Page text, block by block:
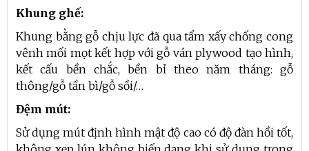
Khung ghế:
Khung bằng gỗ chịu lực đã qua tẩm xấy chống cong
vênh mối mọt kết hợp với gỗ ván plywood tạo hình,
kết cấu bền chắc, bền bỉ theo năm tháng: gỗ
thông/gỗ tần bì/gỗ sồi/…
Đệm mút:
Sử dụng mút định hình mật độ cao có độ đàn hồi tốt,